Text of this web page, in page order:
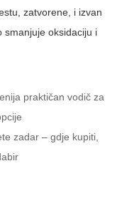
zatvorene, i izvan
smanjuje oksidaciju i
praktičan vodič za
zadar – gdje kupiti,